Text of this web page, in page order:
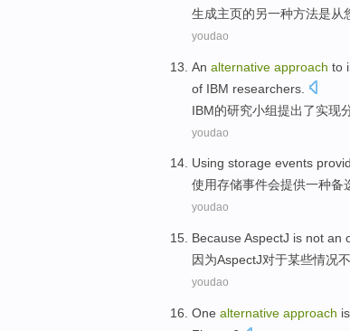
生成主页的另一种方法是从
youdao
An alternative approach to
of IBM researchers
IBM的研究小组提出了实现
youdao
Using storage events
使用存储事件会提供一种备
youdao
Because AspectJ is not an
因为AspectJ对于某些情况
youdao
One alternative approach is